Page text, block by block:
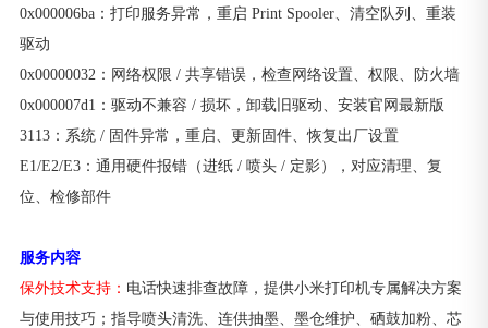
0x000006ba：打印服务异常，重启 Print Spooler、清空队列、重装
驱动
0x00000032：网络权限 / 共享错误，检查网络设置、权限、防火墙
0x000007d1：驱动不兼容 / 损坏，卸载旧驱动、安装官网最新版
3113：系统 / 固件异常，重启、更新固件、恢复出厂设置
E1/E2/E3：通用硬件报错（进纸 / 喷头 / 定影），对应清理、复
位、检修部件
服务内容
保外技术支持： 电话快速排查故障，提供小米打印机专属解决方案
与使用技巧；指导喷头清洗、连供抽墨、墨仓维护、硒鼓加粉、芯